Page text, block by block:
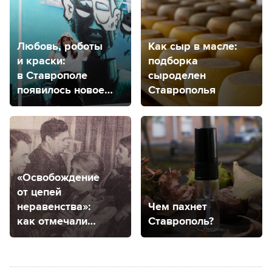
Любовь, роботы
и краски:
в Ставрополе
появилось новое
место притяжения
Как сыр в масле:
подборка
сыроделен
Ставрополья
«Освобождение
от цепей
неравенства»:
как отмечали
8 марта
Ставрополе
Чем пахнет
Ставрополь?